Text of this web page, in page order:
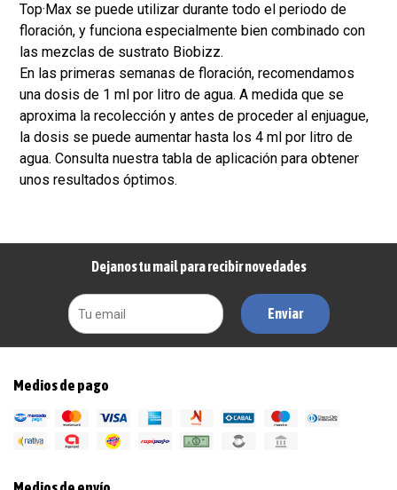
Top·Max se puede utilizar durante todo el periodo de
floración, y funciona especialmente bien combinado con
las mezclas de sustrato Biobizz.
En las primeras semanas de floración, recomendamos
una dosis de 1 ml por litro de agua. A medida que se
aproxima la recolección y antes de proceder al enjuague,
la dosis se puede aumentar hasta los 4 ml por litro de
agua. Consulta nuestra tabla de aplicación para obtener
unos resultados óptimos.
Dejanos tu mail para recibir novedades
Enviar
Medios de pago